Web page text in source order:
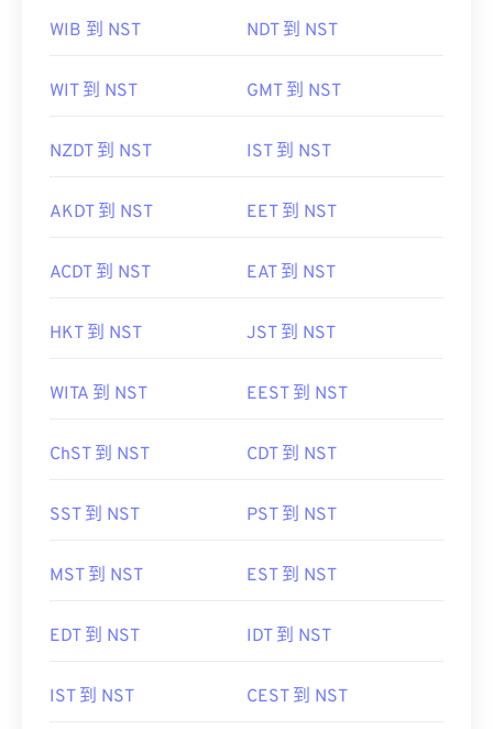
WIB 到 NST NDT 到 NST
WIT 到 NST GMT 到 NST
NZDT 到 NST IST 到 NST
AKDT 到 NST EET 到 NST
ACDT 到 NST EAT 到 NST
HKT 到 NST JST 到 NST
WITA 到 NST EEST 到 NST
ChST 到 NST CDT 到 NST
SST 到 NST PST 到 NST
MST 到 NST EST 到 NST
EDT 到 NST IDT 到 NST
IST 到 NST CEST 到 NST